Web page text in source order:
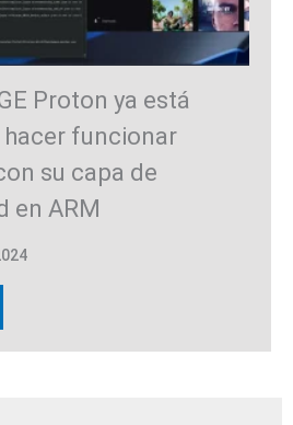
Proton ya está
funcionar
su capa de
en ARM